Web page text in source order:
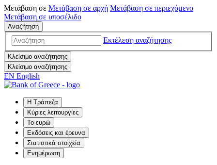
Μετάβαση σε Μετάβαση σε αρχή Μετάβαση σε περιεχόμενο
Μετάβαση σε υποσέλιδο
Αναζήτηση
Εκτέλεση αναζήτησης
Κλείσιμο αναζήτησης
Κλείσιμο αναζήτησης
EN English
Η Τράπεζα
Κύριες λειτουργίες
Το ευρώ
Εκδόσεις και έρευνα
Στατιστικά στοιχεία
Ενημέρωση